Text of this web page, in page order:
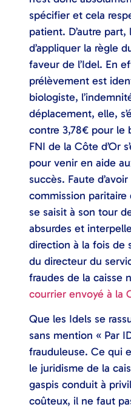
spécifier et cela
patient. D’autre
d’appliquer la règle
faveur de l’Idel. En
prélèvement est
biologiste,
déplacement, elle,
contre 3,78€ pour le
FNI de la Côte d’Or
pour venir en aide
succès. Faute
commission
se saisit à son tour
absurdes et
direction à la fois de
du directeur du
fraudes de la caisse
courrier envoyé à la
Que les Idels se
sans mention « Par
frauduleuse. Ce qui
le juridisme de la
gaspis conduit à
coûteux, il ne faut